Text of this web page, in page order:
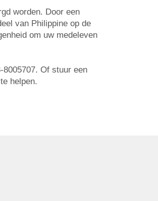
worden. Door een
van Philippine op de
om uw medeleven
Of stuur een
helpen.